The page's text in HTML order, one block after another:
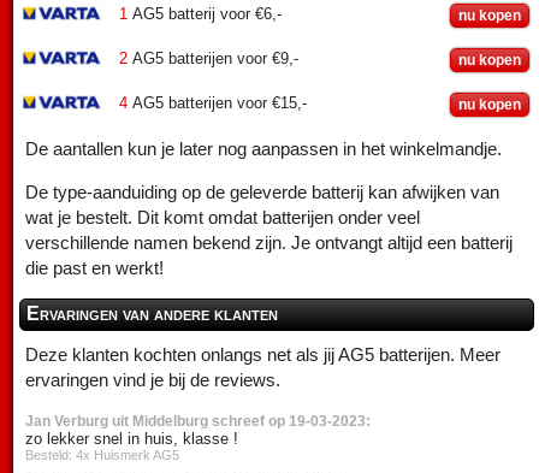
1 AG5 batterij voor €6,- nu kopen
2 AG5 batterijen voor €9,- nu kopen
4 AG5 batterijen voor €15,- nu kopen
De aantallen kun je later nog aanpassen in het winkelmandje.
De type-aanduiding op de geleverde batterij kan afwijken van
wat je bestelt. Dit komt omdat batterijen onder veel
verschillende namen bekend zijn. Je ontvangt altijd een batterij
die past en werkt!
Ervaringen van andere klanten
Deze klanten kochten onlangs net als jij AG5 batterijen. Meer
ervaringen vind je bij de reviews.
Jan Verburg uit Middelburg schreef op 19-03-2023:
zo lekker snel in huis, klasse !
Besteld: 4x Huismerk AG5